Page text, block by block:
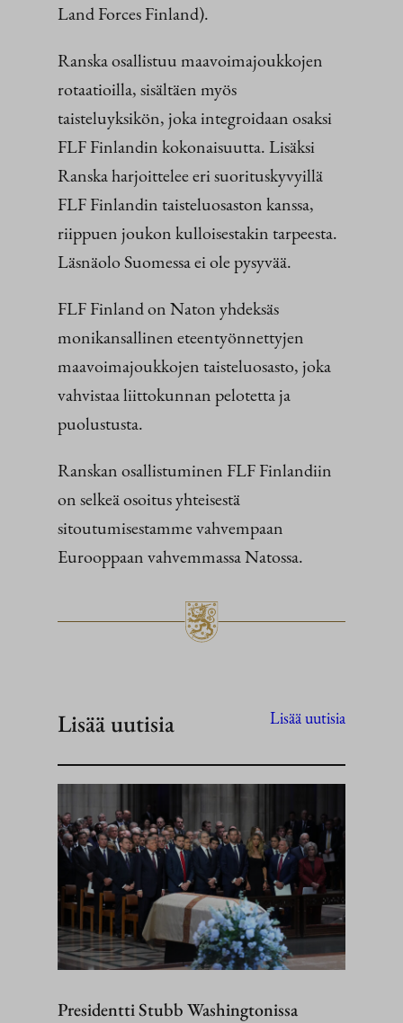
Land Forces Finland).
Ranska osallistuu maavoimajoukkojen
rotaatioilla, sisältäen myös
taisteluyksikön, joka integroidaan osaksi
FLF Finlandin kokonaisuutta. Lisäksi
Ranska harjoittelee eri suorituskyvyillä
FLF Finlandin taisteluosaston kanssa,
riippuen joukon kulloisestakin tarpeesta.
Läsnäolo Suomessa ei ole pysyvää.
FLF Finland on Naton yhdeksäs
monikansallinen eteentyönnettyjen
maavoimajoukkojen taisteluosasto, joka
vahvistaa liittokunnan pelotetta ja
puolustusta.
Ranskan osallistuminen FLF Finlandiin
on selkeä osoitus yhteisestä
sitoutumisestamme vahvempaan
Eurooppaan vahvemmassa Natossa.
Lisää uutisia Lisää uutisia
Presidentti Stubb Washingtonissa